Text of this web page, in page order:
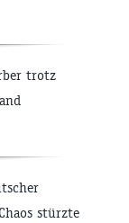
trotz
stürzte